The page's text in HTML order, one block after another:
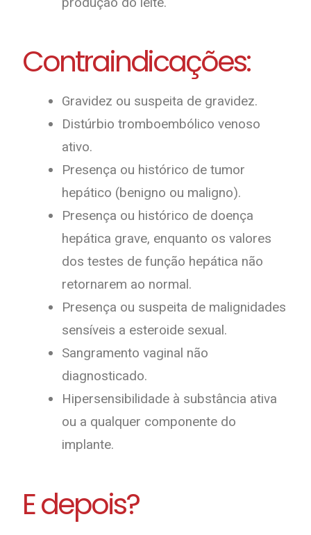
Contraindicações:
Gravidez ou suspeita de gravidez.
Distúrbio tromboembólico venoso
ativo.
Presença ou histórico de tumor
hepático (benigno ou maligno).
Presença ou histórico de doença
hepática grave, enquanto os valores
dos testes de função hepática não
retornarem ao normal.
Presença ou suspeita de malignidades
sensíveis a esteroide sexual.
Sangramento vaginal não
diagnosticado.
Hipersensibilidade à substância ativa
ou a qualquer componente do
implante.
E depois?